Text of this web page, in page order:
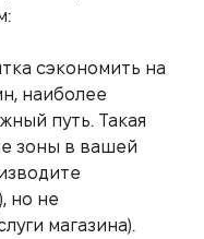
сэкономить на
наиболее
путь. Такая
зоны в вашей
но не
магазина).